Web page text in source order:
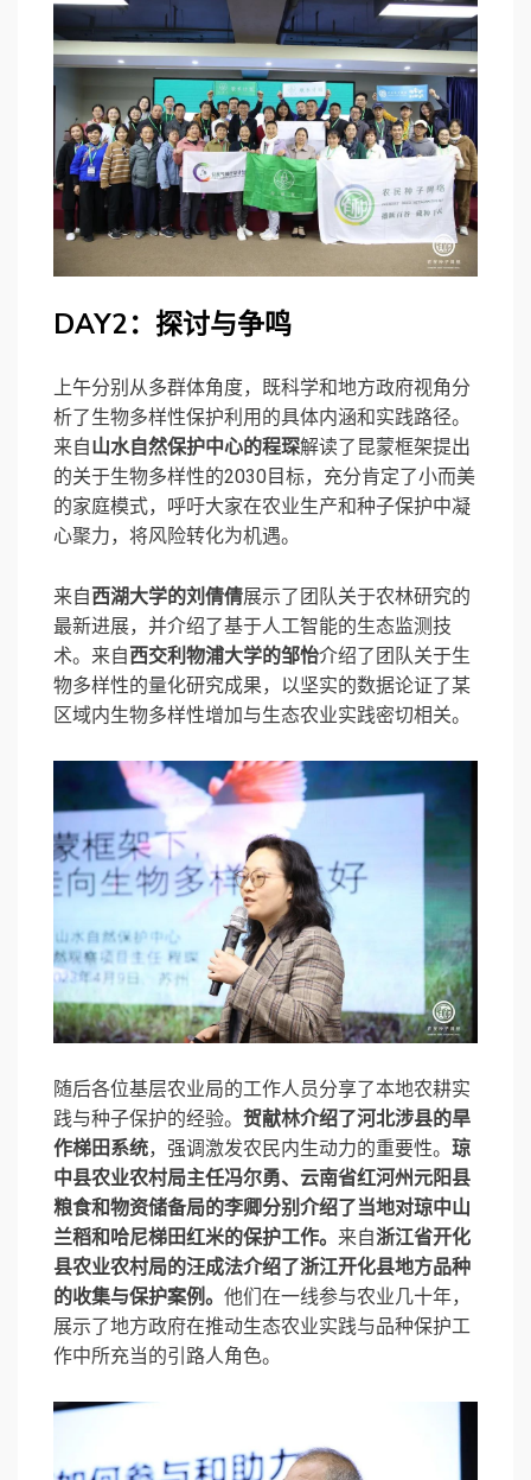
DAY2： 探讨与争鸣
上午分别从多群体角度，既科学和地方政府视角分
析了生物多样性保护利用的具体内涵和实践路径。
来自山水自然保护中心的程琛解读了昆蒙框架提出
的关于生物多样性的2030目标，充分肯定了小而美
的家庭模式，呼吁大家在农业生产和种子保护中凝
心聚力，将风险转化为机遇。
来自西湖大学的刘倩倩展示了团队关于农林研究的
最新进展，并介绍了基于人工智能的生态监测技
术。来自西交利物浦大学的邹怡介绍了团队关于生
物多样性的量化研究成果，以坚实的数据论证了某
区域内生物多样性增加与生态农业实践密切相关。
随后各位基层农业局的工作人员分享了本地农耕实
践与种子保护的经验。 贺献林介绍了河北涉县的旱
作梯田系统，强调激发农民内生动力的重要性。 琼
中县农业农村局主任冯尔勇、 云南省红河州元阳县
粮食和物资储备局的李卿分别介绍了当地对琼中山
兰稻和哈尼梯田红米的保护工作。 来自浙江省开化
县农业农村局的汪成法介绍了浙江开化县地方品种
的收集与保护案例。 他们在一线参与农业几十年，
展示了地方政府在推动生态农业实践与品种保护工
作中所充当的引路人角色。